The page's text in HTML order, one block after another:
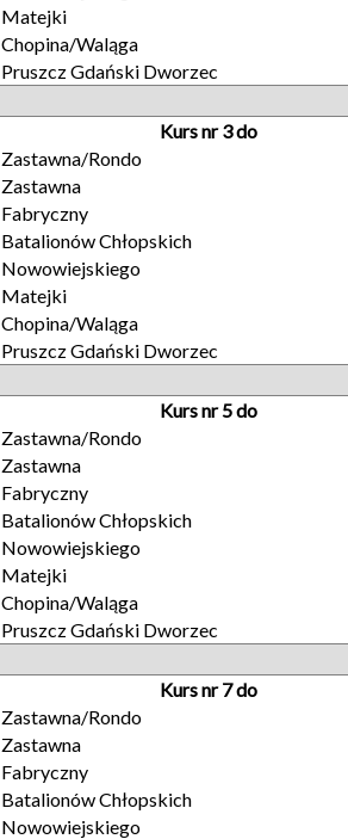
Matejki
Chopina/Waląga
Pruszcz Gdański Dworzec
Kurs nr 3 do
Zastawna/Rondo
Zastawna
Fabryczny
Batalionów Chłopskich
Nowowiejskiego
Matejki
Chopina/Waląga
Pruszcz Gdański Dworzec
Kurs nr 5 do
Zastawna/Rondo
Zastawna
Fabryczny
Batalionów Chłopskich
Nowowiejskiego
Matejki
Chopina/Waląga
Pruszcz Gdański Dworzec
Kurs nr 7 do
Zastawna/Rondo
Zastawna
Fabryczny
Batalionów Chłopskich
Nowowiejskiego